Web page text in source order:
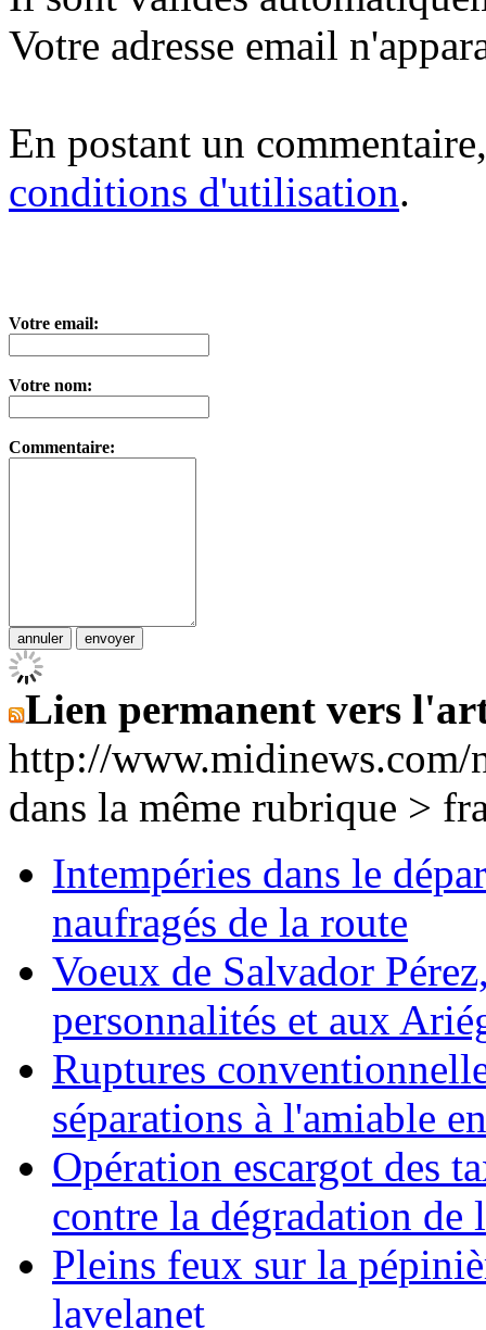
Votre adresse email
En postant un
conditions d'utilisation.
Votre email:
Votre nom:
Commentaire:
Lien permanent vers
http://www.midinews.com/
dans la même rubrique >
Intempéries dans le
naufragés de la route
Voeux de Salvador
personnalités et aux
Ruptures
séparations à l'amiable
Opération escargot des
contre la dégradation de
Pleins feux sur la
lavelanet